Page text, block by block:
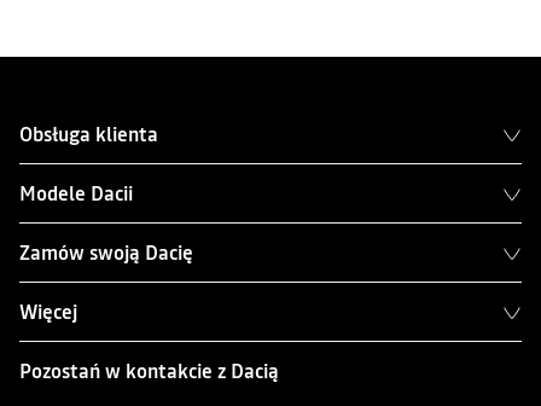
Obsługa klienta
Modele Dacii
Zamów swoją Dacię
Więcej
Pozostań w kontakcie z Dacią